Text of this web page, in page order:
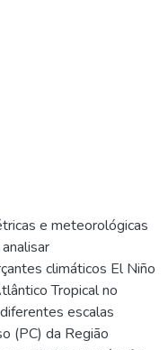
e meteorológicas
climáticos El Niño
Tropical no
escalas
(PC) da Região